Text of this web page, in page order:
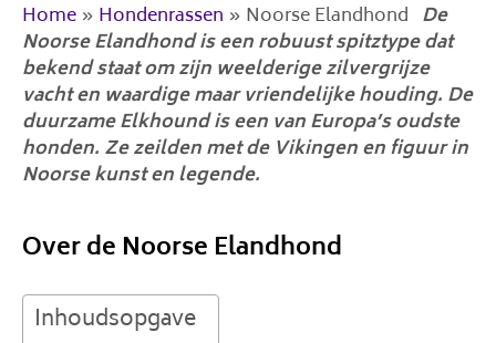
Home » Hondenrassen » Noorse Elandhond De
Noorse Elandhond is een robuust spitztype dat
bekend staat om zijn weelderige zilvergrijze
vacht en waardige maar vriendelijke houding. De
duurzame Elkhound is een van Europa’s oudste
honden. Ze zeilden met de Vikingen en figuur in
Noorse kunst en legende.
Over de Noorse Elandhond
Inhoudsopgave